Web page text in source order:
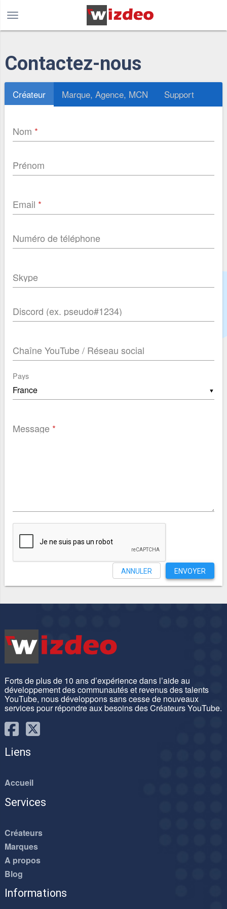
Contactez-nous
Créateur Marque, Agence, MCN Support
Nom
Prénom
Email
Numéro de téléphone
Skype
Discord (ex. pseudo#1234)
Chaîne YouTube / Réseau social
▼
Pays
Message
ANNULER ENVOYER
Forts de plus de 10 ans d’expérience dans l’aide au
développement des communautés et revenus des talents
YouTube, nous développons sans cesse de nouveaux
services pour répondre aux besoins des Créateurs YouTube.
Liens
Accueil
Services
Créateurs
Marques
A propos
Blog
Informations